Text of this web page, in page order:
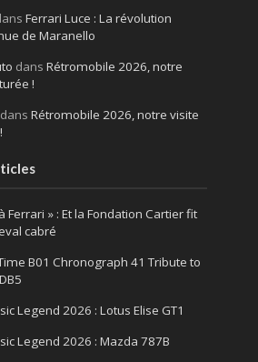
Ferrari Luce : La révolution
de Maranello
dans Rétromobile 2026, notre
!
dans Rétromobile 2026, notre visite
Ferrari » : Et la Fondation Cartier fit
cabré
B01 Chronograph 41 Tribute to
Legend 2026 : Lotus Elise GT1
Legend 2026 : Mazda 787B